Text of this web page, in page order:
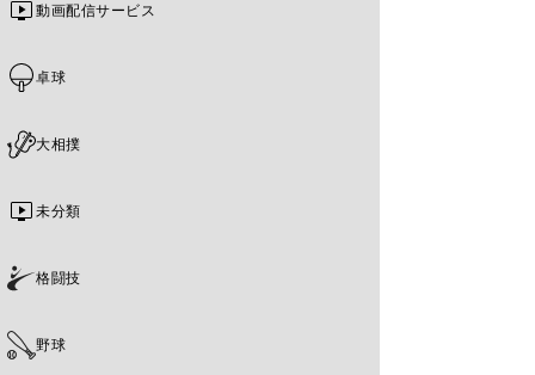
動画配信サービス
卓球
大相撲
未分類
格闘技
野球